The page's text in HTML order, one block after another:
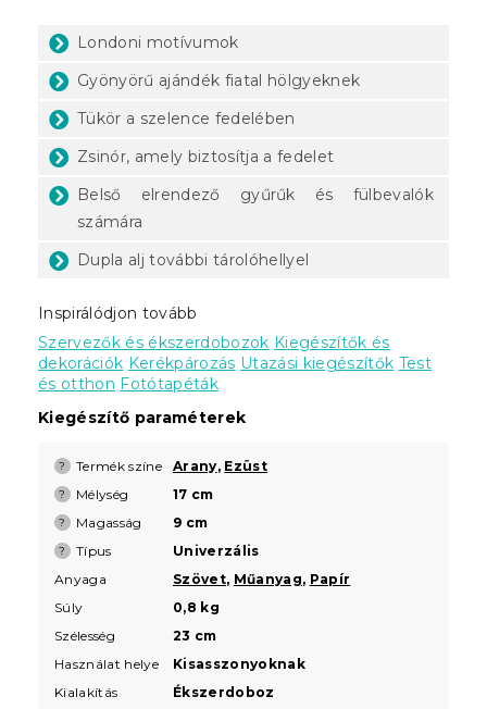
Londoni motívumok
Gyönyörű ajándék fiatal hölgyeknek
Tükör a szelence fedelében
Zsinór, amely biztosítja a fedelet
Belső elrendező gyűrűk és fülbevalók
számára
Dupla alj további tárolóhellyel
Inspirálódjon tovább
Szervezők és ékszerdobozok Kiegészítők és
dekorációk Kerékpározás Utazási kiegészítők Test
és otthon Fotótapéták
Kiegészítő paraméterek
? Termék színe Arany, Ezüst
? Mélység 17 cm
? Magasság 9 cm
? Típus
Univerzális
Anyaga
Szövet, Műanyag, Papír
Súly
0,8 kg
Szélesség
23 cm
Használat helye
Kisasszonyoknak
Kialakítás
Ékszerdoboz